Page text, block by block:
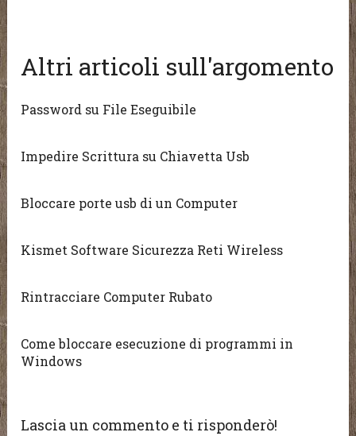
Altri articoli sull'argomento
Password su File Eseguibile
Impedire Scrittura su Chiavetta Usb
Bloccare porte usb di un Computer
Kismet Software Sicurezza Reti Wireless
Rintracciare Computer Rubato
Come bloccare esecuzione di programmi in
Windows
Lascia un commento e ti risponderò!